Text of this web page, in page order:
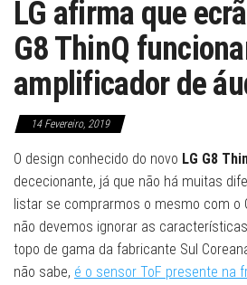
LG afirma que
G8 ThinQ
amplificador de
14 Fevereiro, 2019
O design conhecido do novo LG G8
dececionante, já que não há muitas
listar se comprarmos o mesmo com o
não devemos ignorar as
topo de gama da fabricante Sul
não sabe, é o sensor ToF presente na